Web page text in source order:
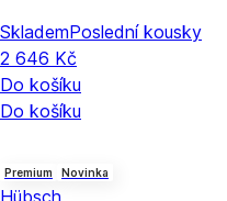
SklademPoslední kousky
2 646 Kč
Do košíku
Do košíku
Premium Novinka
Hübsch